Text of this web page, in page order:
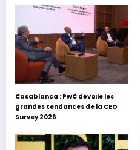
Casablanca : PwC dévoile les
grandes tendances de la CEO
Survey 2026